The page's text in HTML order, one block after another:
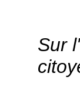
Sur